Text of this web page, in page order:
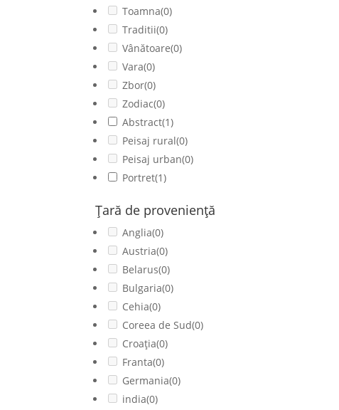
Toamna(0)
Traditii(0)
Vânătoare(0)
Vara(0)
Zbor(0)
Zodiac(0)
Abstract(1)
Peisaj rural(0)
Peisaj urban(0)
Portret(1)
Ţară de provenienţă
Anglia(0)
Austria(0)
Belarus(0)
Bulgaria(0)
Cehia(0)
Coreea de Sud(0)
Croația(0)
Franta(0)
Germania(0)
india(0)